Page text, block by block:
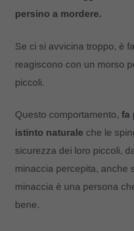
persino a mordere.
Se ci si avvicina troppo, è
reagiscono con un morso
piccoli.
Questo comportamento, fa
istinto naturale che le
sicurezza dei loro piccoli,
minaccia percepita, anche
minaccia è una persona
bene.